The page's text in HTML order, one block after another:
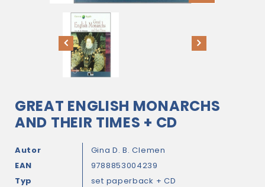
GREAT ENGLISH MONARCHS
AND THEIR TIMES + CD
Autor
Gina D. B. Clemen
EAN
9788853004239
Typ
set paperback + CD